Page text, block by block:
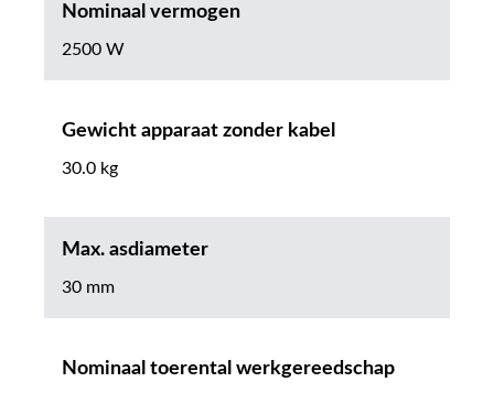
Nominaal vermogen
2500 W
Gewicht apparaat zonder kabel
30.0 kg
Max. asdiameter
30 mm
Nominaal toerental werkgereedschap